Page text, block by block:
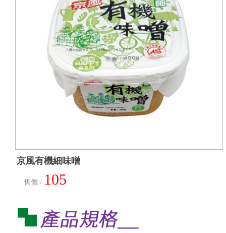
京風有機細味噌
售價 / 105